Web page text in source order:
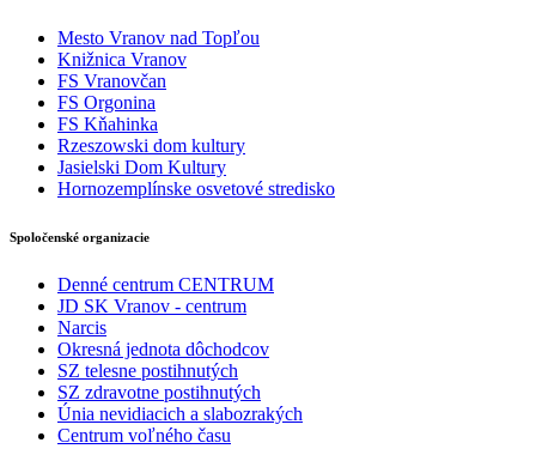
Mesto Vranov nad Topľou
Knižnica Vranov
FS Vranovčan
FS Orgonina
FS Kňahinka
Rzeszowski dom kultury
Jasielski Dom Kultury
Hornozemplínske osvetové stredisko
Spoločenské organizacie
Denné centrum CENTRUM
JD SK Vranov - centrum
Narcis
Okresná jednota dôchodcov
SZ telesne postihnutých
SZ zdravotne postihnutých
Únia nevidiacich a slabozrakých
Centrum voľného času